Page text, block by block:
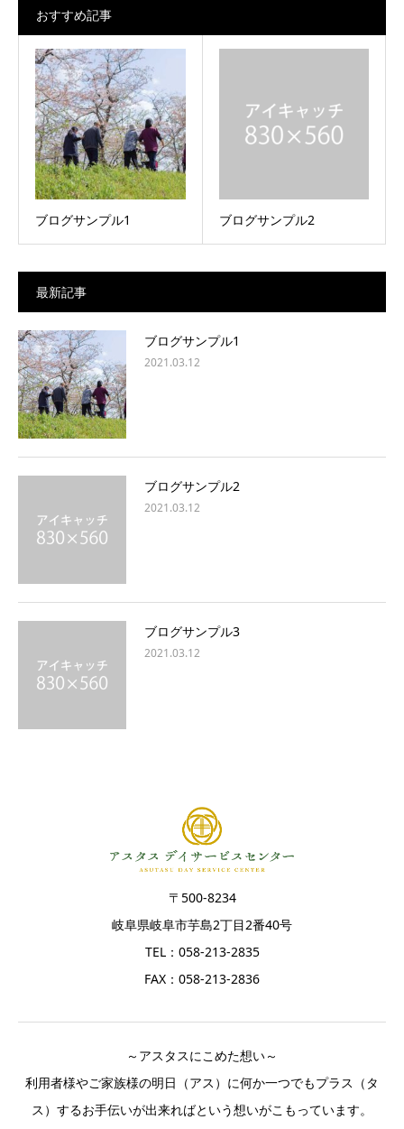
おすすめ記事
ブログサンプル1 ブログサンプル2
最新記事
ブログサンプル1
2021.03.12
ブログサンプル2
2021.03.12
ブログサンプル3
2021.03.12
〒500-8234
岐阜県岐阜市芋島2丁目2番40号
TEL：058-213-2835
FAX：058-213-2836
～アスタスにこめた想い～
利用者様やご家族様の明日（アス）に何か一つでもプラス（タ
ス）するお手伝いが出来ればという想いがこもっています。